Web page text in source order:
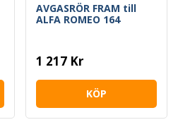
AVGASRÖR FRAM till
ALFA ROMEO 164
1 217 Kr
KÖP